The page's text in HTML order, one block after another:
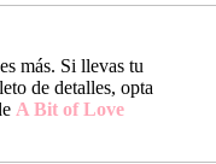
más. Si llevas tu
de detalles, opta
A Bit of Love